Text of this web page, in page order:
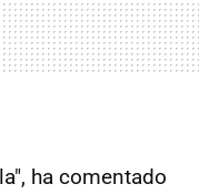
ha comentado